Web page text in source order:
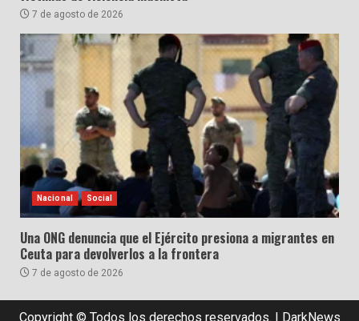
7 de agosto de 2026
Nacional Social
Una ONG denuncia que el Ejército presiona a migrantes en
Ceuta para devolverlos a la frontera
7 de agosto de 2026
Copyright © Todos los derechos reservados. | DarkNews